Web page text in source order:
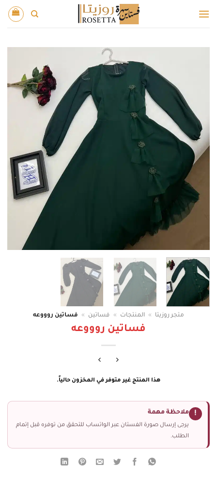
للمحتوى
متجر روزيتا » المنتجات » فساتين » فساتين روووعه
فساتين روووعه
هذا المنتج غير متوفر في المخزون حالياً.
! ملاحظة مهمة
يرجى إرسال صورة الفستان عبر الواتساب للتحقق من توفره قبل إتمام
الطلب.